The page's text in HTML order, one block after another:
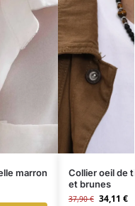
marron
Collier oeil de
et brunes
37,90€ 34,11 €